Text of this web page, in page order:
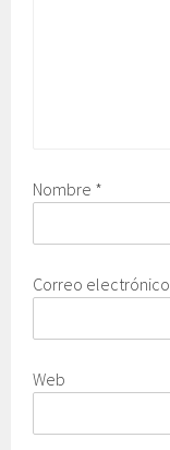
Nombre *
Correo electrónico
Web